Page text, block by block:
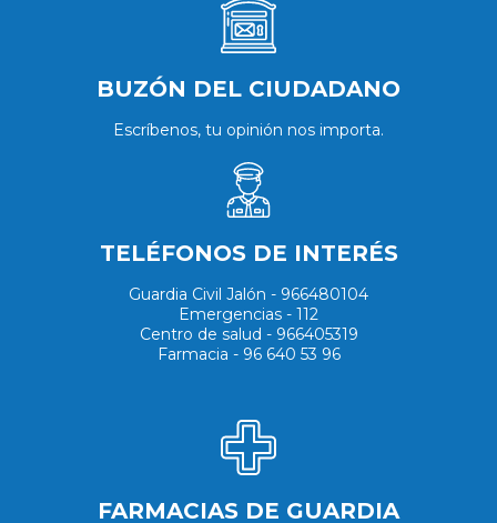
BUZÓN DEL CIUDADANO
Escríbenos, tu opinión nos importa.
TELÉFONOS DE INTERÉS
Guardia Civil Jalón - 966480104
Emergencias - 112
Centro de salud - 966405319
Farmacia - 96 640 53 96
FARMACIAS DE GUARDIA